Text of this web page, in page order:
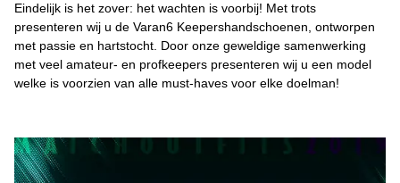
Eindelijk is het zover: het wachten is voorbij! Met trots
presenteren wij u de Varan6 Keepershandschoenen, ontworpen
met passie en hartstocht. Door onze geweldige samenwerking
met veel amateur- en profkeepers presenteren wij u een model
welke is voorzien van alle must-haves voor elke doelman!